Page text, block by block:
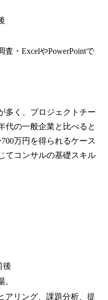
・ExcelやPowerPointで
多く、プロジェクトチー
代の一般企業と比べると
万円を得られるケース
てコンサルの基礎スキル
後
アリング、課題分析、提